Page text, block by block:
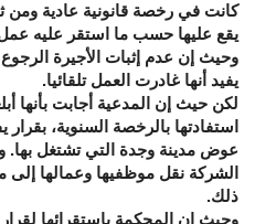
كانت في رخصة قانونية عادية ومن
يقع عليها حسب ما استقر عليه
وحيث إن عدم إثبات الأجيرة
يفيد أنها غادرت العمل تلقائيا.
استفادتها بالرخصة السنوية، بقرار
عوض مدينة وجدة التي تشتغل
الشركة نقل موظفيها وعمالها
ذلك.